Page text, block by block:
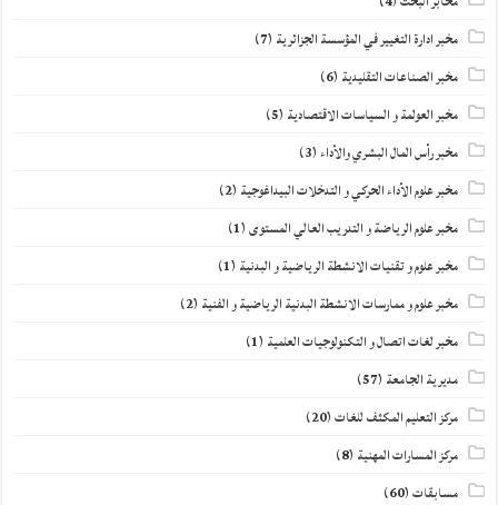
مخبر ادارة التغيير في المؤسسة الجزائرية (7)
مخبر الصناعات التقليدية (6)
مخبر العولمة و السياسات الاقتصادية (5)
مخبر رأس المال البشري والأداء(3)
مخبر علوم الأداء الحركي و التدخلات البيداغوجية (2)
مخبر علوم الرياضة و التدريب العالي المستوى(1)
مخبر علوم و تقنيات الانشطة الرياضية و البدنية (1)
مخبر علوم و ممارسات الانشطة البدنية الرياضية و الفنية (2)
مخبر لغات اتصال و التكنولوجيات العلمية (1)
مديرية الجامعة (57)
مركز التعليم المكثف للغات(20)
مركز المسارات المهنية (8)
مسابقات(60)